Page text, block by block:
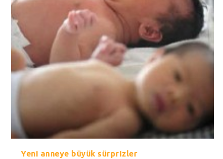
Yeni anneye büyük sürprizler